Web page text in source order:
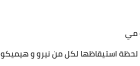
مي
استيقاظها لكل من نيرو و هيميكو